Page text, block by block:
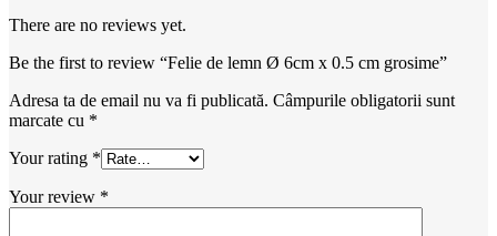
There are no reviews yet.
Be the first to review “Felie de lemn Ø 6cm x 0.5 cm grosime”
Adresa ta de email nu va fi publicată. Câmpurile obligatorii sunt
marcate cu *
Your rating *
Your review *